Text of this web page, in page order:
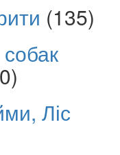
(135)
Ліс